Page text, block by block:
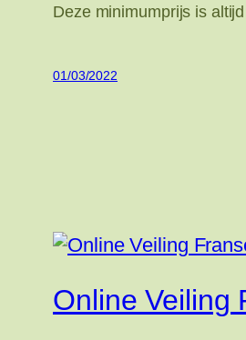
Deze minimumprijs is
01/03/2022
Online Veiling